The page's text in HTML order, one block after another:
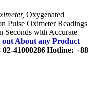
Oxygenated
Pulse Oximeter Readings
Seconds with Accurate
out About any Product
41000286 Hotline: +88